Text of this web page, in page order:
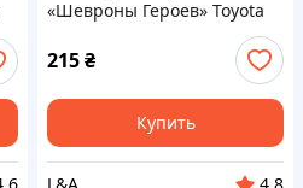
«Шевроны Героев» Toyota
TechnoDrive KM6118
215₴
Купить
L&A